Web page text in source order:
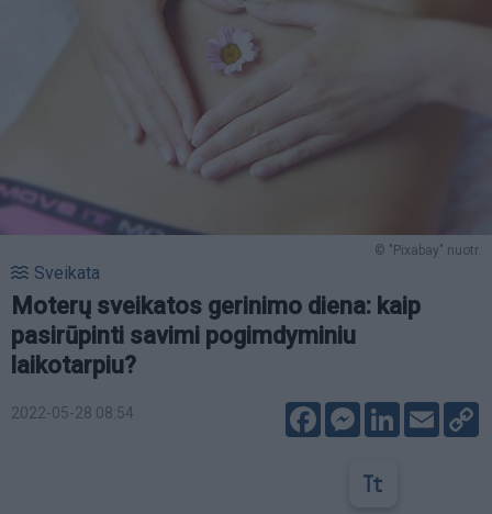
© "Pixabay" nuotr.
Sveikata
Moterų sveikatos gerinimo diena: kaip
pasirūpinti savimi pogimdyminiu
laikotarpiu?
2022-05-28 08:54 FacebookMessenger
LinkedIn
Email